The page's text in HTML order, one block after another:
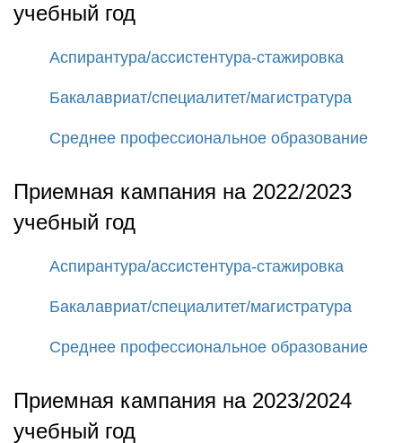
учебный год
Аспирантура/ассистентура-стажировка
Бакалавриат/специалитет/магистратура
Среднее профессиональное образование
Приемная кампания на 2022/2023
учебный год
Аспирантура/ассистентура-стажировка
Бакалавриат/специалитет/магистратура
Среднее профессиональное образование
Приемная кампания на 2023/2024
учебный год